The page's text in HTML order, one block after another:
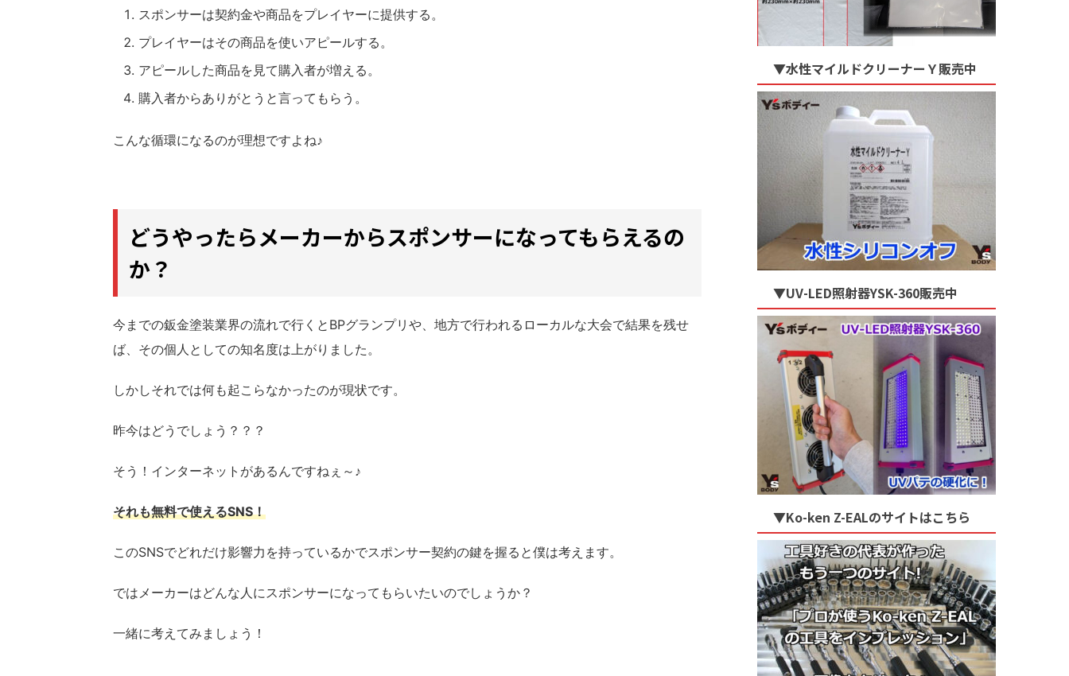
スポンサーは契約金や商品をプレイヤーに提供する。
プレイヤーはその商品を使いアピールする。
アピールした商品を見て購入者が増える。
購入者からありがとうと言ってもらう。
こんな循環になるのが理想ですよね♪
どうやったらメーカーからスポンサーになってもらえるの
か？
今までの鈑金塗装業界の流れで行くとBPグランプリや、地方で行われるローカルな大会で結果を残せ
ば、その個人としての知名度は上がりました。
しかしそれでは何も起こらなかったのが現状です。
昨今はどうでしょう？？？
そう！インターネットがあるんですねぇ～♪
それも無料で使えるSNS！
このSNSでどれだけ影響力を持っているかでスポンサー契約の鍵を握ると僕は考えます。
ではメーカーはどんな人にスポンサーになってもらいたいのでしょうか？
一緒に考えてみましょう！
▼水性マイルドクリーナーＹ販売中
▼UV-LED照射器YSK-360販売中
▼Ko-ken Z-EALのサイトはこちら